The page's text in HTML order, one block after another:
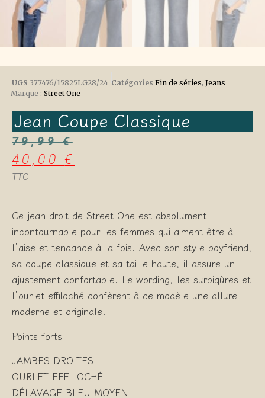
UGS 377476/15825LG28/24 Catégories Fin de séries, Jeans
Marque : Street One
Jean Coupe Classique
79,99€
40,00€
TTC
Ce jean droit de Street One est absolument
incontournable pour les femmes qui aiment être à
l’aise et tendance à la fois. Avec son style boyfriend,
sa coupe classique et sa taille haute, il assure un
ajustement confortable. Le wording, les surpiqûres et
l’ourlet effiloché confèrent à ce modèle une allure
moderne et originale.
Points forts
JAMBES DROITES
OURLET EFFILOCHÉ
DÉLAVAGE BLEU MOYEN